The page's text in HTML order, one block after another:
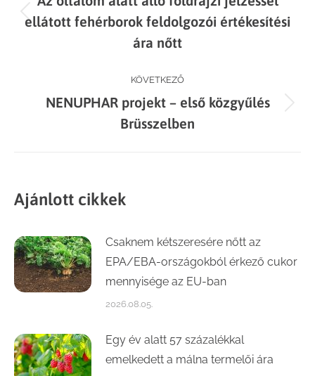
navigation
Previous
post:
ellátott fehérborok feldolgozói értékesítési
ára nőtt
KÖVETKEZŐ
Next
post:
NENUPHAR projekt – első közgyűlés
Brüsszelben
Ajánlott cikkek
Csaknem kétszeresére nőtt az
EPA/EBA-országokból érkező cukor
mennyisége az EU-ban
2026.08.05.
Egy év alatt 57 százalékkal
emelkedett a málna termelői ára